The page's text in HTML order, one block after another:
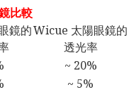
比較
鏡的Wicue 太陽眼鏡的
透光率
~ 20%
~ 5%